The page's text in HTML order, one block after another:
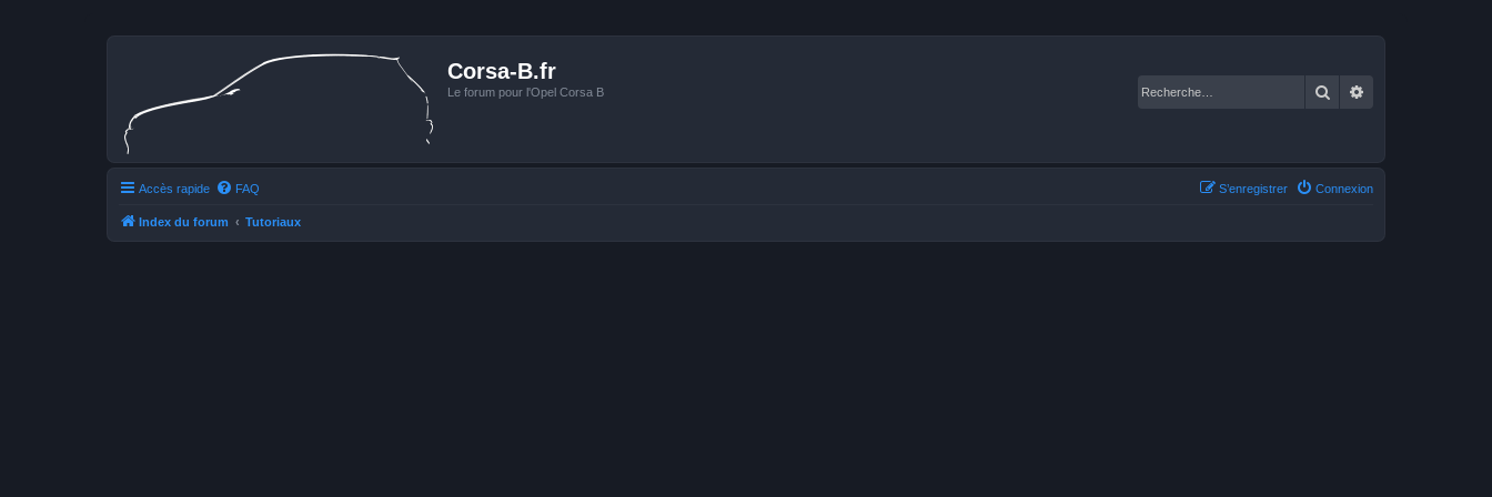
Corsa-B.fr
Le forum pour l'Opel Corsa B Rechercher
Accès rapide FAQ Connexion
S’enregistrer
Index du forum Tutoriaux